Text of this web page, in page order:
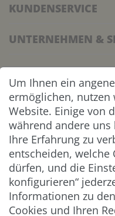
KUNDENSERVICE
UNTERNEHMEN &
INFORMATION
NEWSLETTER
ZAHLUNG &
Um Ihnen ein
ermöglichen, nutzen
Website. Einige von
während andere
Ihre Erfahrung zu
entscheiden, welche
dürfen, und die
konfigurieren“
Informationen zu
Cookies und Ihren